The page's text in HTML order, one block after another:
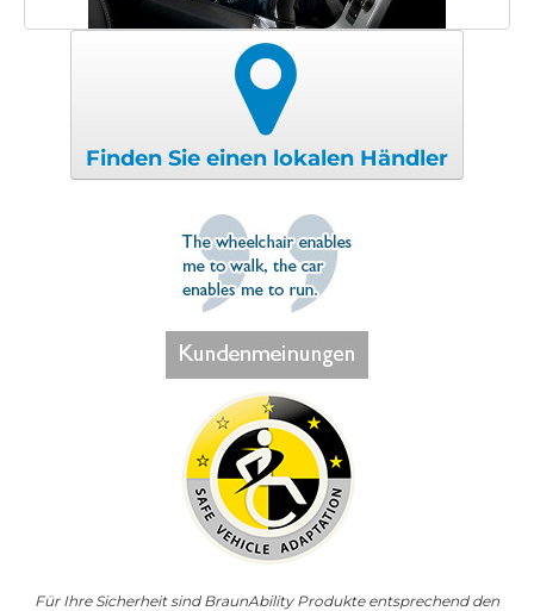
Finden Sie einen lokalen Händler
Für Ihre Sicherheit sind BraunAbility Produkte entsprechend den